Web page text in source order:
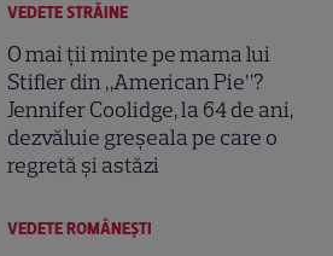
VEDETE STRĂINE
O mai ții minte pe mama lui
Stifler din „American Pie”?
Jennifer Coolidge, la 64 de ani,
dezvăluie greșeala pe care o
regretă și astăzi
VEDETE ROMÂNEŞTI